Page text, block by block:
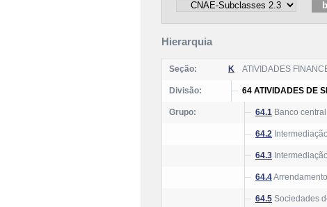
Hierarquia
Seção: K ATIVIDADES
Divisão: 64 ATIVIDADES DE
Grupo: 64.1 Banco central
64.2
64.3
64.4
64.5 Sociedades